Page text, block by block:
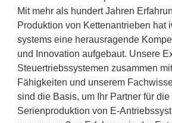
Mit mehr als hundert Jahren
Produktion von Kettenantrieben hat
systems eine herausragende
und Innovation aufgebaut. Unsere
Steuertriebssystemen zusammen
Fähigkeiten und unserem
sind die Basis, um Ihr Partner für
Serienproduktion von E-